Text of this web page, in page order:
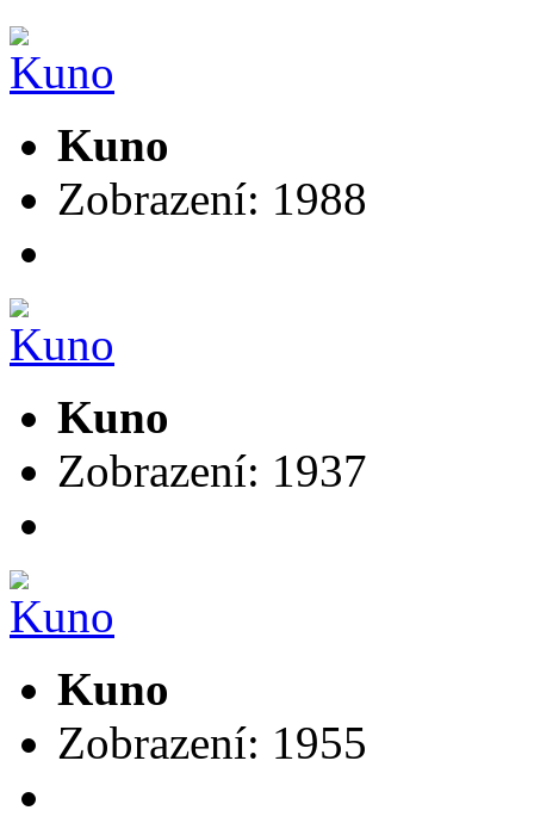
Kuno
Zobrazení: 1988
Kuno
Zobrazení: 1937
Kuno
Zobrazení: 1955